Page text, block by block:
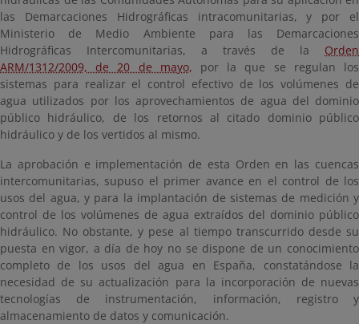
las Demarcaciones Hidrográficas intracomunitarias, y por el
Ministerio de Medio Ambiente para las Demarcaciones
Hidrográficas Intercomunitarias, a través de la Orden
ARM/1312/2009, de 20 de mayo, por la que se regulan los
sistemas para realizar el control efectivo de los volúmenes de
agua utilizados por los aprovechamientos de agua del dominio
público hidráulico, de los retornos al citado dominio público
hidráulico y de los vertidos al mismo.
La aprobación e implementación de esta Orden en las cuencas
intercomunitarias, supuso el primer avance en el control de los
usos del agua, y para la implantación de sistemas de medición y
control de los volúmenes de agua extraídos del dominio público
hidráulico. No obstante, y pese al tiempo transcurrido desde su
puesta en vigor, a día de hoy no se dispone de un conocimiento
completo de los usos del agua en España, constatándose la
necesidad de su actualización para la incorporación de nuevas
tecnologías de instrumentación, información, registro y
almacenamiento de datos y comunicación.